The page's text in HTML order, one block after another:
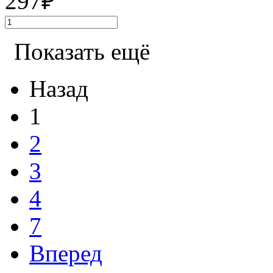
Показать ещё
Назад
1
2
3
4
7
Вперед